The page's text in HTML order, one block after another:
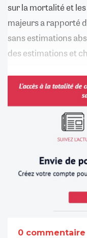
sur la mortalité et
majeurs a rapporté
sans estimations
des estimations et
0 commentaire